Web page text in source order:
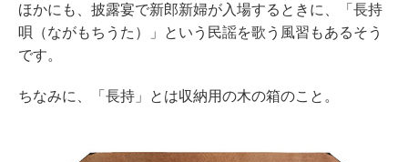
ほかにも 、披露宴で新郎新婦が入場するときに
、「長持
唄（ながもちうた）」
という民謡を歌う風習 もあるそう
です。
ちなみに、 「長持」とは収納用の木の箱のこと。